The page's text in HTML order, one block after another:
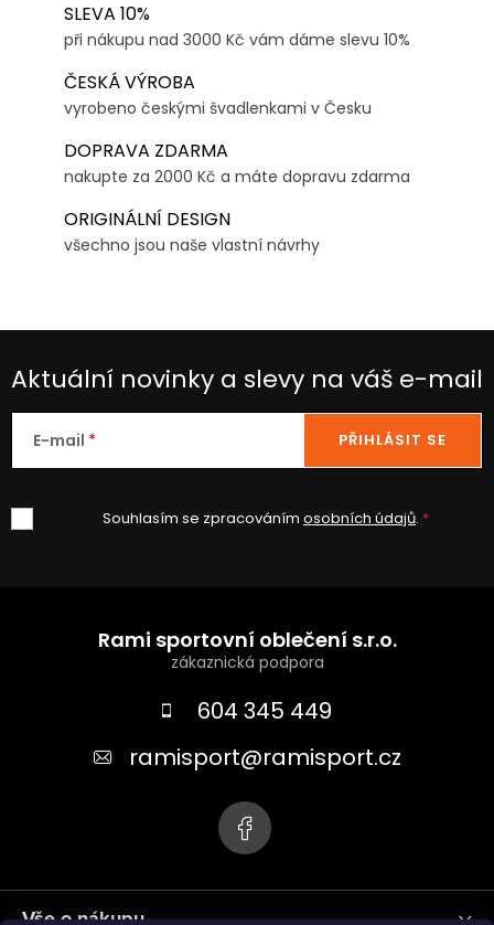
SLEVA 10%
při nákupu nad 3000 Kč vám dáme slevu 10%
ČESKÁ VÝROBA
vyrobeno českými švadlenkami v Česku
DOPRAVA ZDARMA
nakupte za 2000 Kč a máte dopravu zdarma
ORIGINÁLNÍ DESIGN
všechno jsou naše vlastní návrhy
Aktuální novinky a slevy na váš e-mail
E-mail
Souhlasím se zpracováním osobních údajů.
PŘIHLÁSIT SE
Rami sportovní oblečení s.r.o.
604 345 449
ramisport@ramisport.cz
Vše o nákupu